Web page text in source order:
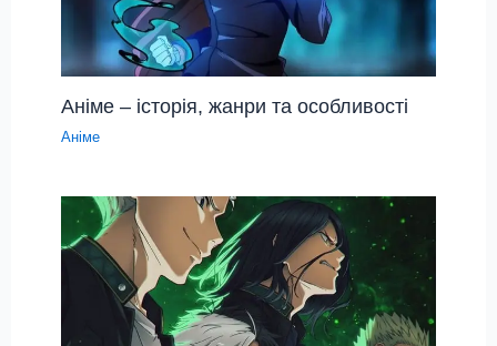
Аніме – історія, жанри та особливості
Аніме